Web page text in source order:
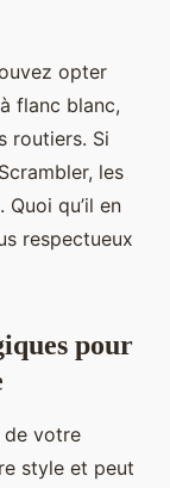
opter
flanc blanc,
routiers. Si
les
qu’il en
respectueux
pour
de votre
style et peut